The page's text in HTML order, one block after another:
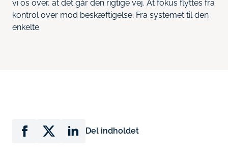
vi os over, at det går den rigtige vej. At fokus flyttes fra
kontrol over mod beskæftigelse. Fra systemet til den
enkelte.
Del indholdet